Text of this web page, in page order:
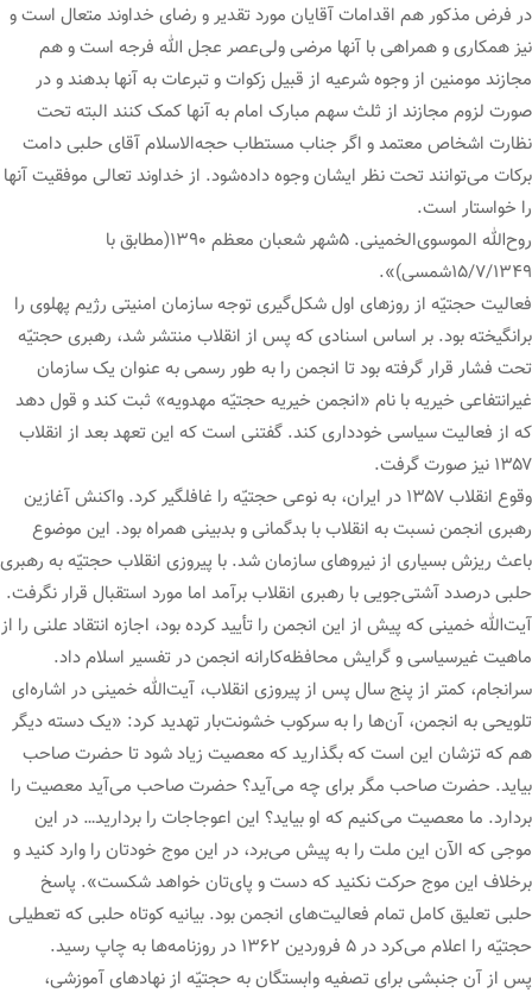
در فرض مذکور هم اقدامات آقایان مورد تقدیر و رضای خداوند متعال است و
نیز همکاری و همراهی با آنها مرضی ولی‌عصر عجل الله فرجه است و هم
مجازند مومنین از وجوه شرعیه از قبیل زکوات و تبرعات به آنها بدهند و در
صورت لزوم مجازند از ثلث سهم مبارک امام به آنها کمک کنند البته تحت
نظارت اشخاص معتمد و اگر جناب مستطاب حجه‌الاسلام آقای حلبی دامت
برکات می‌توانند تحت نظر ایشان وجوه داده‌شود. از خداوند تعالی موفقیت آنها
را خواستار است.
روح‌الله الموسوی‌الخمینی. ۵شهر شعبان معظم ۱۳۹۰(مطابق با
۱۵/۷/۱۳۴۹شمسی)».
فعالیت حجتیّه از روزهای اول شکل‌گیری توجه سازمان امنیتی رژیم پهلوی را
برانگیخته بود. بر اساس اسنادی که پس از انقلاب منتشر شد، رهبری حجتیّه
تحت فشار قرار گرفته بود تا انجمن را به طور رسمی به عنوان یک سازمان
غیرانتفاعی خیریه با نام «انجمن خیریه حجتیّه مهدویه» ثبت کند و قول دهد
که از فعالیت سیاسی خودداری کند. گفتنی است که این تعهد بعد از انقلاب
۱۳۵۷ نیز صورت گرفت.
وقوع انقلاب ۱۳۵۷ در ایران، به نوعی حجتیّه را غافلگیر کرد. واکنش آغازین
رهبری انجمن نسبت به انقلاب با بدگمانی و بدبینی همراه بود. این موضوع
باعث ریزش بسیاری از نیروهای سازمان شد. با پیروزی انقلاب حجتیّه به رهبری
حلبی درصدد آشتی‌جویی با رهبری انقلاب برآمد اما مورد استقبال قرار نگرفت.
آیت‌الله خمینی که پیش از این انجمن را تأیید کرده بود، اجازه انتقاد علنی را از
ماهیت غیرسیاسی و گرایش محافظه‌کارانه انجمن در تفسیر اسلام داد.
سرانجام، کمتر از پنج سال پس از پیروزی انقلاب، آیت‌الله خمینی در اشاره‌ای
تلویحی به انجمن، آن‌ها را به سرکوب خشونت‌بار تهدید کرد: «یک دسته دیگر
هم که تزشان این است که بگذارید که معصیت زیاد شود تا حضرت صاحب
بیاید. حضرت صاحب مگر برای چه می‌آید؟ حضرت صاحب می‌آید معصیت را
بردارد. ما معصیت می‌کنیم که او بیاید؟ این اعوجاجات را بردارید… در این
موجی که الآن این ملت را به پیش می‌برد، در این موج خودتان را وارد کنید و
برخلاف این موج حرکت نکنید که دست و پای‌تان خواهد شکست». پاسخ
حلبی تعلیق کامل تمام فعالیت‌های انجمن بود. بیانیه کوتاه حلبی که تعطیلی
حجتیّه را اعلام می‌کرد در ۵ فروردین ۱۳۶۲ در روزنامه‌ها به چاپ رسید.
پس از آن جنبشی برای تصفیه وابستگان به حجتیّه از نهادهای آموزشی،